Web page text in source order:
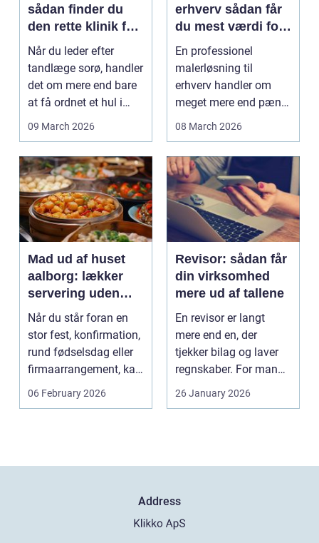
sådan finder du
den rette klinik for
dig
Når du leder efter
tandlæge sorø, handler
det om mere end bare
at få ordnet et hul i
tanden. For man...
09 March 2026
erhverv sådan får
du mest værdi for
pengene
En professionel
malerløsning til
erhverv handler om
meget mere end pæne
vægge. Malerarbejde
08 March 2026
Mad ud af huset
aalborg: lækker
servering uden
stress
Når du står foran en
stor fest, konfirmation,
rund fødselsdag eller
firmaarrangement, kan
planlægnin...
06 February 2026
Revisor: sådan får
din virksomhed
mere ud af tallene
En revisor er langt
mere end en, der
tjekker bilag og laver
regnskaber. For mange
mindre og mellemst...
26 January 2026
Address